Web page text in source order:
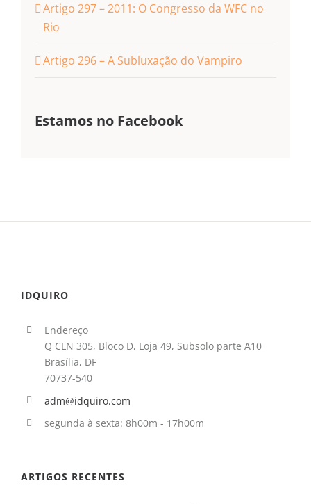
Artigo 297 – 2011: O Congresso da WFC no
Rio
Artigo 296 – A Subluxação do Vampiro
Estamos no Facebook
IDQUIRO
Endereço
Q CLN 305, Bloco D, Loja 49, Subsolo parte A10
Brasília, DF
70737-540
adm@idquiro.com
segunda à sexta: 8h00m - 17h00m
ARTIGOS RECENTES